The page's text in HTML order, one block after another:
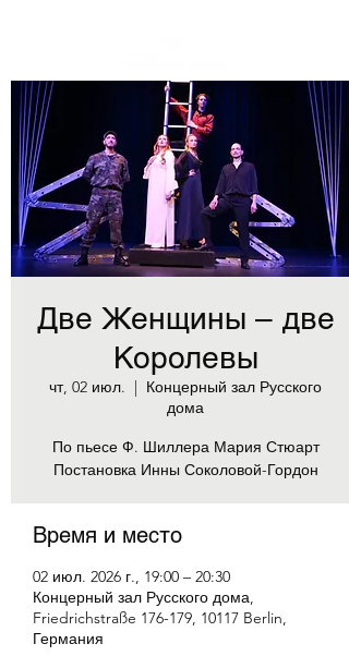
Две Женщины – две
Королевы
чт, 02 июл.
  |
Концерный зал Русского
дома
По пьесе Ф. Шиллера Мария Стюарт
Постановка Инны Соколовой-Гордон
Время и место
02 июл. 2026 г., 19:00 – 20:30
Концерный зал Русского дома,
Friedrichstraße 176-179, 10117 Berlin,
Германия